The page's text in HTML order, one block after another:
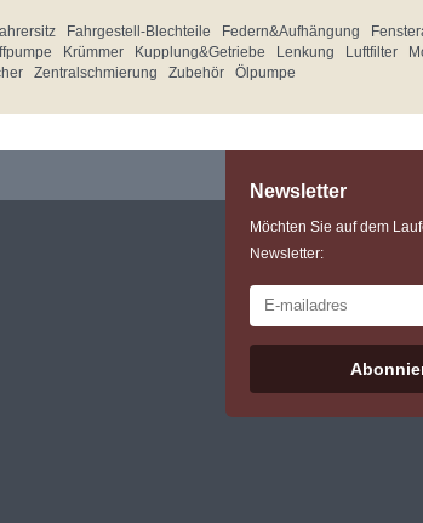
Fahrgestell-Blechteile Federn&Aufhängung
Krümmer Kupplung&Getriebe Lenkung Luftfilter
Zentralschmierung Zubehör Ölpumpe
Newsletter
Möchten Sie auf dem
Newsletter: